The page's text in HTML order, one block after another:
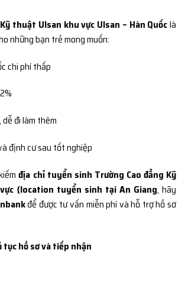
thuật Ulsan khu vực Ulsan – Hàn Quốclà
những bạn trẻ mong muốn:
chi phí thấp
đi làm thêm
định cư sau tốt nghiệp
địa chỉ tuyển sinh Trường Cao đẳng Kỹ
{location tuyển sinh tại An Giang, hãy
để được tư vấn miễn phí và hỗ trợ hồ sơ
hồ sơ và tiếp nhận